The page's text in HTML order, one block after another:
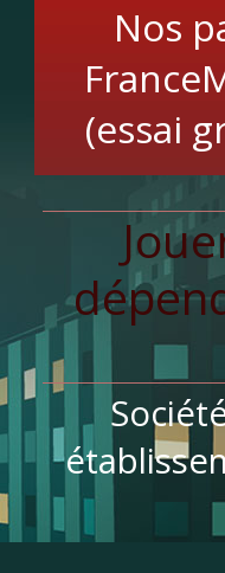
Nos
(essai